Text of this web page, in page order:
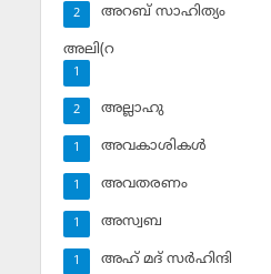
അറബ് സാഹിത്യം
2
അലി(റ
1
അല്ലാഹു
2
അവകാശികള്‍
1
അവതരണം
1
അസ്വബ
1
അഹ് മദ് സര്‍ഹിന്ദി
1